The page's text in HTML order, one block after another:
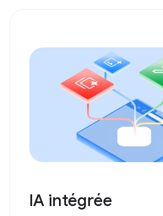
IA intégrée